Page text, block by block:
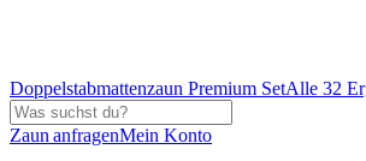
Doppelstabmattenzaun Premium SetAlle 32
Zaun anfragenMein Konto